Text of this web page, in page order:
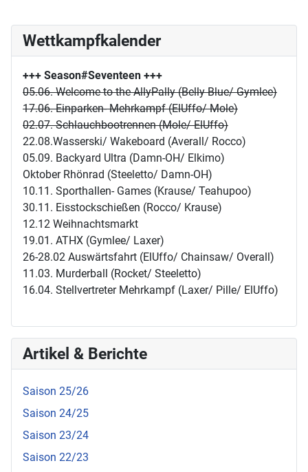
Wettkampfkalender
+++ Season#Seventeen +++
05.06. Welcome to the AllyPally (Belly Blue/ Gymlee)
17.06. Einparken- Mehrkampf (ElUffo/ Mole)
02.07. Schlauchbootrennen (Mole/ ElUffo)
22.08.Wasserski/ Wakeboard (Averall/ Rocco)
05.09. Backyard Ultra (Damn-OH/ Elkimo)
Oktober Rhönrad (Steeletto/ Damn-OH)
10.11. Sporthallen- Games (Krause/ Teahupoo)
30.11. Eisstockschießen (Rocco/ Krause)
12.12 Weihnachtsmarkt
19.01. ATHX (Gymlee/ Laxer)
26-28.02 Auswärtsfahrt (ElUffo/ Chainsaw/ Overall)
11.03. Murderball (Rocket/ Steeletto)
16.04. Stellvertreter Mehrkampf (Laxer/ Pille/ ElUffo)
Artikel & Berichte
Saison 25/26
Saison 24/25
Saison 23/24
Saison 22/23